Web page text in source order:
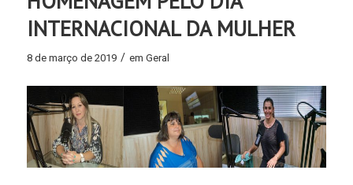
INTERNACIONAL DA MULHER
8 de março de 2019 / em Geral